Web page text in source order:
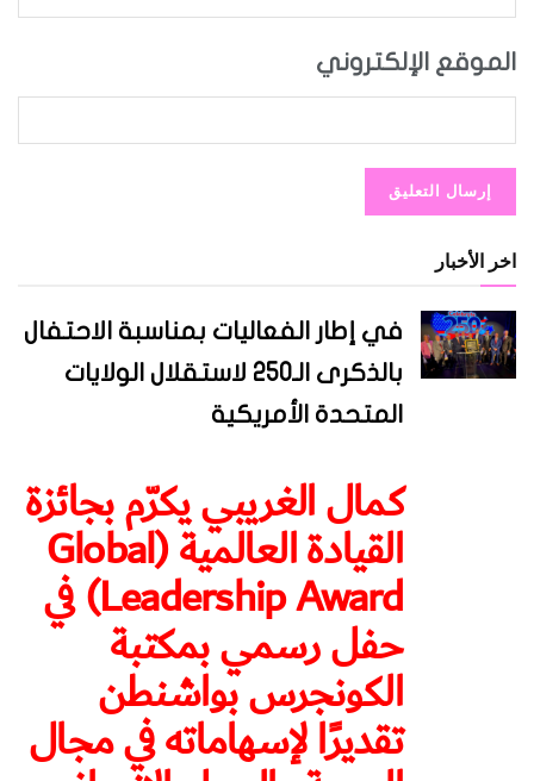
الموقع الإلكتروني
اخر الأخبار
في إطار الفعاليات بمناسبة الاحتفال
بالذكرى الـ250 لاستقلال الولايات
المتحدة الأمريكية
كمال الغريبي يكرّم بجائزة
القيادة العالمية (Global
Leadership Award) في
حفل رسمي بمكتبة
الكونجرس بواشنطن
تقديرًا لإسهاماته في مجال